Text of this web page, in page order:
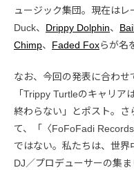
ュージック集団。現在は
Duck、 Drippy Dolphin、
Chimp、 Faded Foxらが名
なお、今回の発表に合わ
「Trippy Turtleのキャリ
終わらない」とポスト。さ
て、「〈FoFoFadi
ではない。私たちは、世
DJ／プロデューサーの集